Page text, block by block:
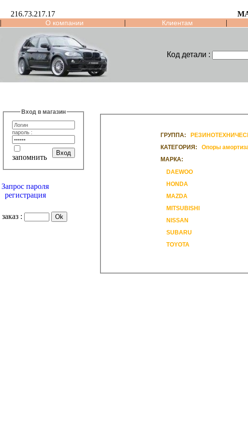
216.73.217.17
| О компании | Клиентам |
Код детали :
Вход в магазин
пароль :
запомнить
Запрос пароля
регистрация
заказ :
ГРУППА:
КАТЕГОРИЯ: Опоры
МАРКА:
DAEWOO
HONDA
MAZDA
MITSUBISHI
NISSAN
SUBARU
TOYOTA